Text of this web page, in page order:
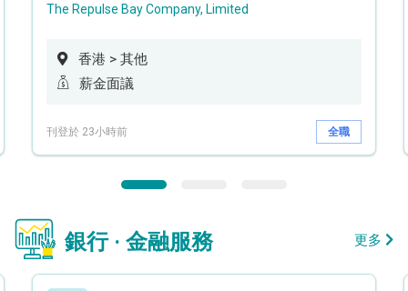
The Repulse Bay Company, Limited
香港 > 其他
薪金面議
刊登於 23小時前 全職
銀行 · 金融服務 更多